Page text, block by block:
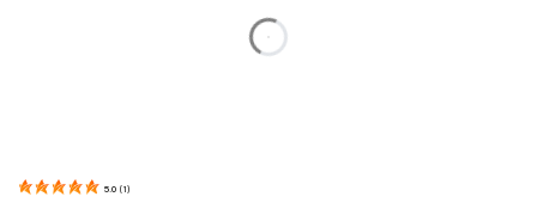
godzin
5.0 (1 )